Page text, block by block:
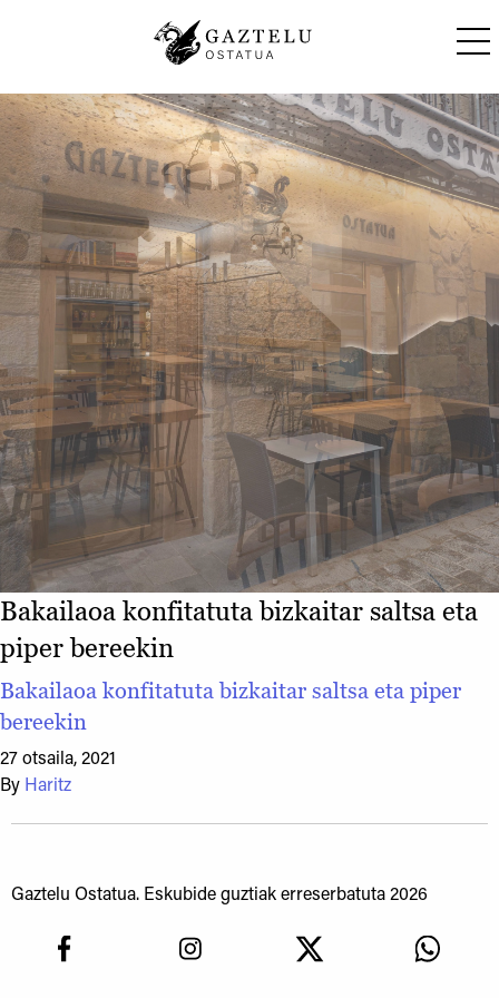
Bakailaoa konfitatuta bizkaitar saltsa eta
piper bereekin
Bakailaoa konfitatuta bizkaitar saltsa eta piper
bereekin
27 otsaila, 2021
By Haritz
Gaztelu Ostatua. Eskubide guztiak erreserbatuta 2026